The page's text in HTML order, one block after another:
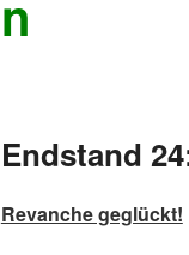
n
Endstand
Revanche geglückt!